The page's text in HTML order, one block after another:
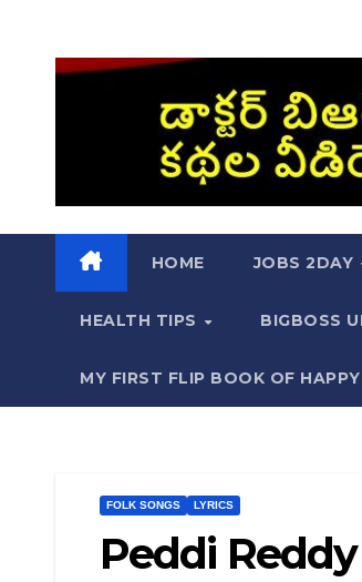
HOME JOBS 2DAY
HEALTH TIPS BIGBOSS
MY FIRST FLIP BOOK OF
FOLK SONGS LYRICS
Peddi